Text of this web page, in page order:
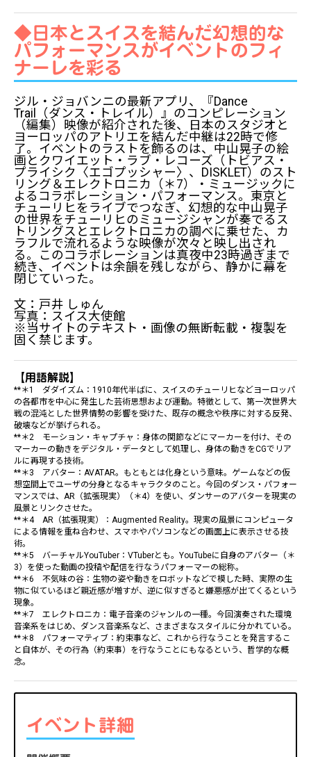
◆日本とスイスを結んだ幻想的な
パフォーマンスがイベントのフィ
ナーレを彩る
ジル・ジョバンニの最新アプリ、『Dance
Trail（ダンス・トレイル）』のコンピレーション
（編集）映像が紹介された後、日本のスタジオと
ヨーロッパのアトリエを結んだ中継は22時で修
了。イベントのラストを飾るのは、中山晃子の絵
画とクワイエット・ラブ・レコーズ（トビアス・
プライシク〈エゴプッシャー〉、DISKLET）のスト
リング＆エレクトロニカ（＊7）・ミュージックに
よるコラボレーション・パフォーマンス。東京と
チューリヒをライブでつなぎ、幻想的な中山晃子
の世界をチューリヒのミュージシャンが奏でるス
トリングスとエレクトロニカの調べに乗せた、カ
ラフルで流れるような映像が次々と映し出され
る。このコラボレーションは真夜中23時過ぎまで
続き、イベントは余韻を残しながら、静かに幕を
閉じていった。
文：戸井 しゅん
写真：スイス大使館
※当サイトのテキスト・画像の無断転載・複製を
固く禁じます。
【用語解説】
**＊1 ダダイズム：1910年代半ばに、スイスのチューリヒなどヨーロッパ
の各都市を中心に発生した芸術思想および運動。特徴として、第一次世界大
戦の混沌とした世界情勢の影響を受けた、既存の概念や秩序に対する反発、
破壊などが挙げられる。
**＊2 モーション・キャプチャ：身体の関節などにマーカーを付け、その
マーカーの動きをデジタル・データとして処理し、身体の動きをCGでリア
ルに再現する技術。
**＊3 アバター：AVATAR。もともとは化身という意味。ゲームなどの仮
想空間上でユーザの分身となるキャラクタのこと。今回のダンス・パフォー
マンスでは、AR（拡張現実）（＊4）を使い、ダンサーのアバターを現実の
風景とリンクさせた。
**＊4 AR（拡張現実）：Augmented Reality。現実の風景にコンピュータ
による情報を重ね合わせ、スマホやパソコンなどの画面上に表示させる技
術。
**＊5 バーチャルYouTuber：VTuberとも。YouTubeに自身のアバター（＊
3）を使った動画の投稿や配信を行なうパフォーマーの総称。
**＊6 不気味の谷：生物の姿や動きをロボットなどで模した時、実際の生
物に似ているほど親近感が増すが、逆に似すぎると嫌悪感が出てくるという
現象。
**＊7 エレクトロニカ：電子音楽のジャンルの一種。今回演奏された環境
音楽系をはじめ、ダンス音楽系など、さまざまなスタイルに分かれている。
**＊8 パフォーマティブ：約束事など、これから行なうことを発言するこ
と自体が、その行為（約束事）を行なうことにもなるという、哲学的な概
念。
イベント詳細